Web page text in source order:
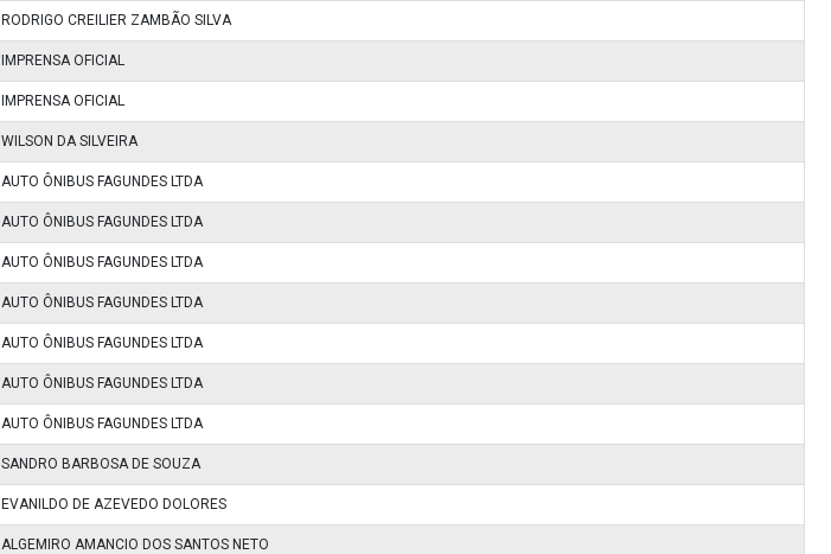
RODRIGO CREILIER ZAMBÃO SILVA
IMPRENSA OFICIAL
IMPRENSA OFICIAL
WILSON DA SILVEIRA
AUTO ÔNIBUS FAGUNDES LTDA
AUTO ÔNIBUS FAGUNDES LTDA
AUTO ÔNIBUS FAGUNDES LTDA
AUTO ÔNIBUS FAGUNDES LTDA
AUTO ÔNIBUS FAGUNDES LTDA
AUTO ÔNIBUS FAGUNDES LTDA
AUTO ÔNIBUS FAGUNDES LTDA
SANDRO BARBOSA DE SOUZA
EVANILDO DE AZEVEDO DOLORES
ALGEMIRO AMANCIO DOS SANTOS NETO